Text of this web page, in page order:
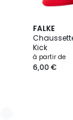
FALKE
Kick
à partir de
6,00 €
11
Couleurs